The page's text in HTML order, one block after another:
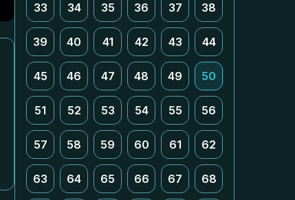
33 34 35 36 37 38
39 40 41 42 43 44
45 46 47 48 49 50
51 52 53 54 55 56
57 58 59 60 61 62
63 64 65 66 67 68